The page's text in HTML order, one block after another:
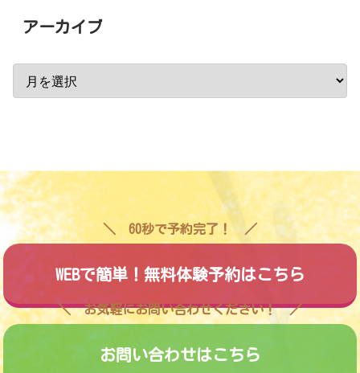
アーカイブ
60秒で予約完了！
WEBで簡単！無料体験予約はこちら
お気軽にお問い合わせください！
お問い合わせはこちら